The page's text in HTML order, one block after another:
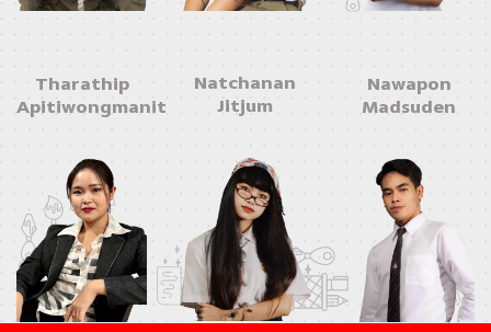
Tharathip
Apitiwongmanit
Natchanan
Jitjum
Nawapon
Madsuden